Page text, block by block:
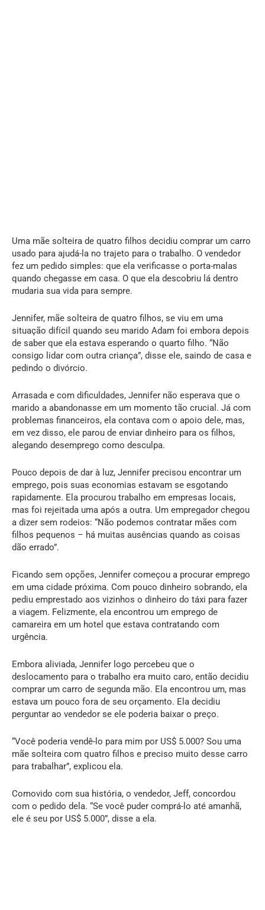
Uma mãe solteira de quatro filhos decidiu comprar um carro
usado para ajudá-la no trajeto para o trabalho. O vendedor
fez um pedido simples: que ela verificasse o porta-malas
quando chegasse em casa. O que ela descobriu lá dentro
mudaria sua vida para sempre.
Jennifer, mãe solteira de quatro filhos, se viu em uma
situação difícil quando seu marido Adam foi embora depois
de saber que ela estava esperando o quarto filho. “Não
consigo lidar com outra criança”, disse ele, saindo de casa e
pedindo o divórcio.
Arrasada e com dificuldades, Jennifer não esperava que o
marido a abandonasse em um momento tão crucial. Já com
problemas financeiros, ela contava com o apoio dele, mas,
em vez disso, ele parou de enviar dinheiro para os filhos,
alegando desemprego como desculpa.
Pouco depois de dar à luz, Jennifer precisou encontrar um
emprego, pois suas economias estavam se esgotando
rapidamente. Ela procurou trabalho em empresas locais,
mas foi rejeitada uma após a outra. Um empregador chegou
a dizer sem rodeios: “Não podemos contratar mães com
filhos pequenos – há muitas ausências quando as coisas
dão errado”.
Ficando sem opções, Jennifer começou a procurar emprego
em uma cidade próxima. Com pouco dinheiro sobrando, ela
pediu emprestado aos vizinhos o dinheiro do táxi para fazer
a viagem. Felizmente, ela encontrou um emprego de
camareira em um hotel que estava contratando com
urgência.
Embora aliviada, Jennifer logo percebeu que o
deslocamento para o trabalho era muito caro, então decidiu
comprar um carro de segunda mão. Ela encontrou um, mas
estava um pouco fora de seu orçamento. Ela decidiu
perguntar ao vendedor se ele poderia baixar o preço.
“Você poderia vendê-lo para mim por US$ 5.000? Sou uma
mãe solteira com quatro filhos e preciso muito desse carro
para trabalhar”, explicou ela.
Comovido com sua história, o vendedor, Jeff, concordou
com o pedido dela. “Se você puder comprá-lo até amanhã,
ele é seu por US$ 5.000”, disse a ela.